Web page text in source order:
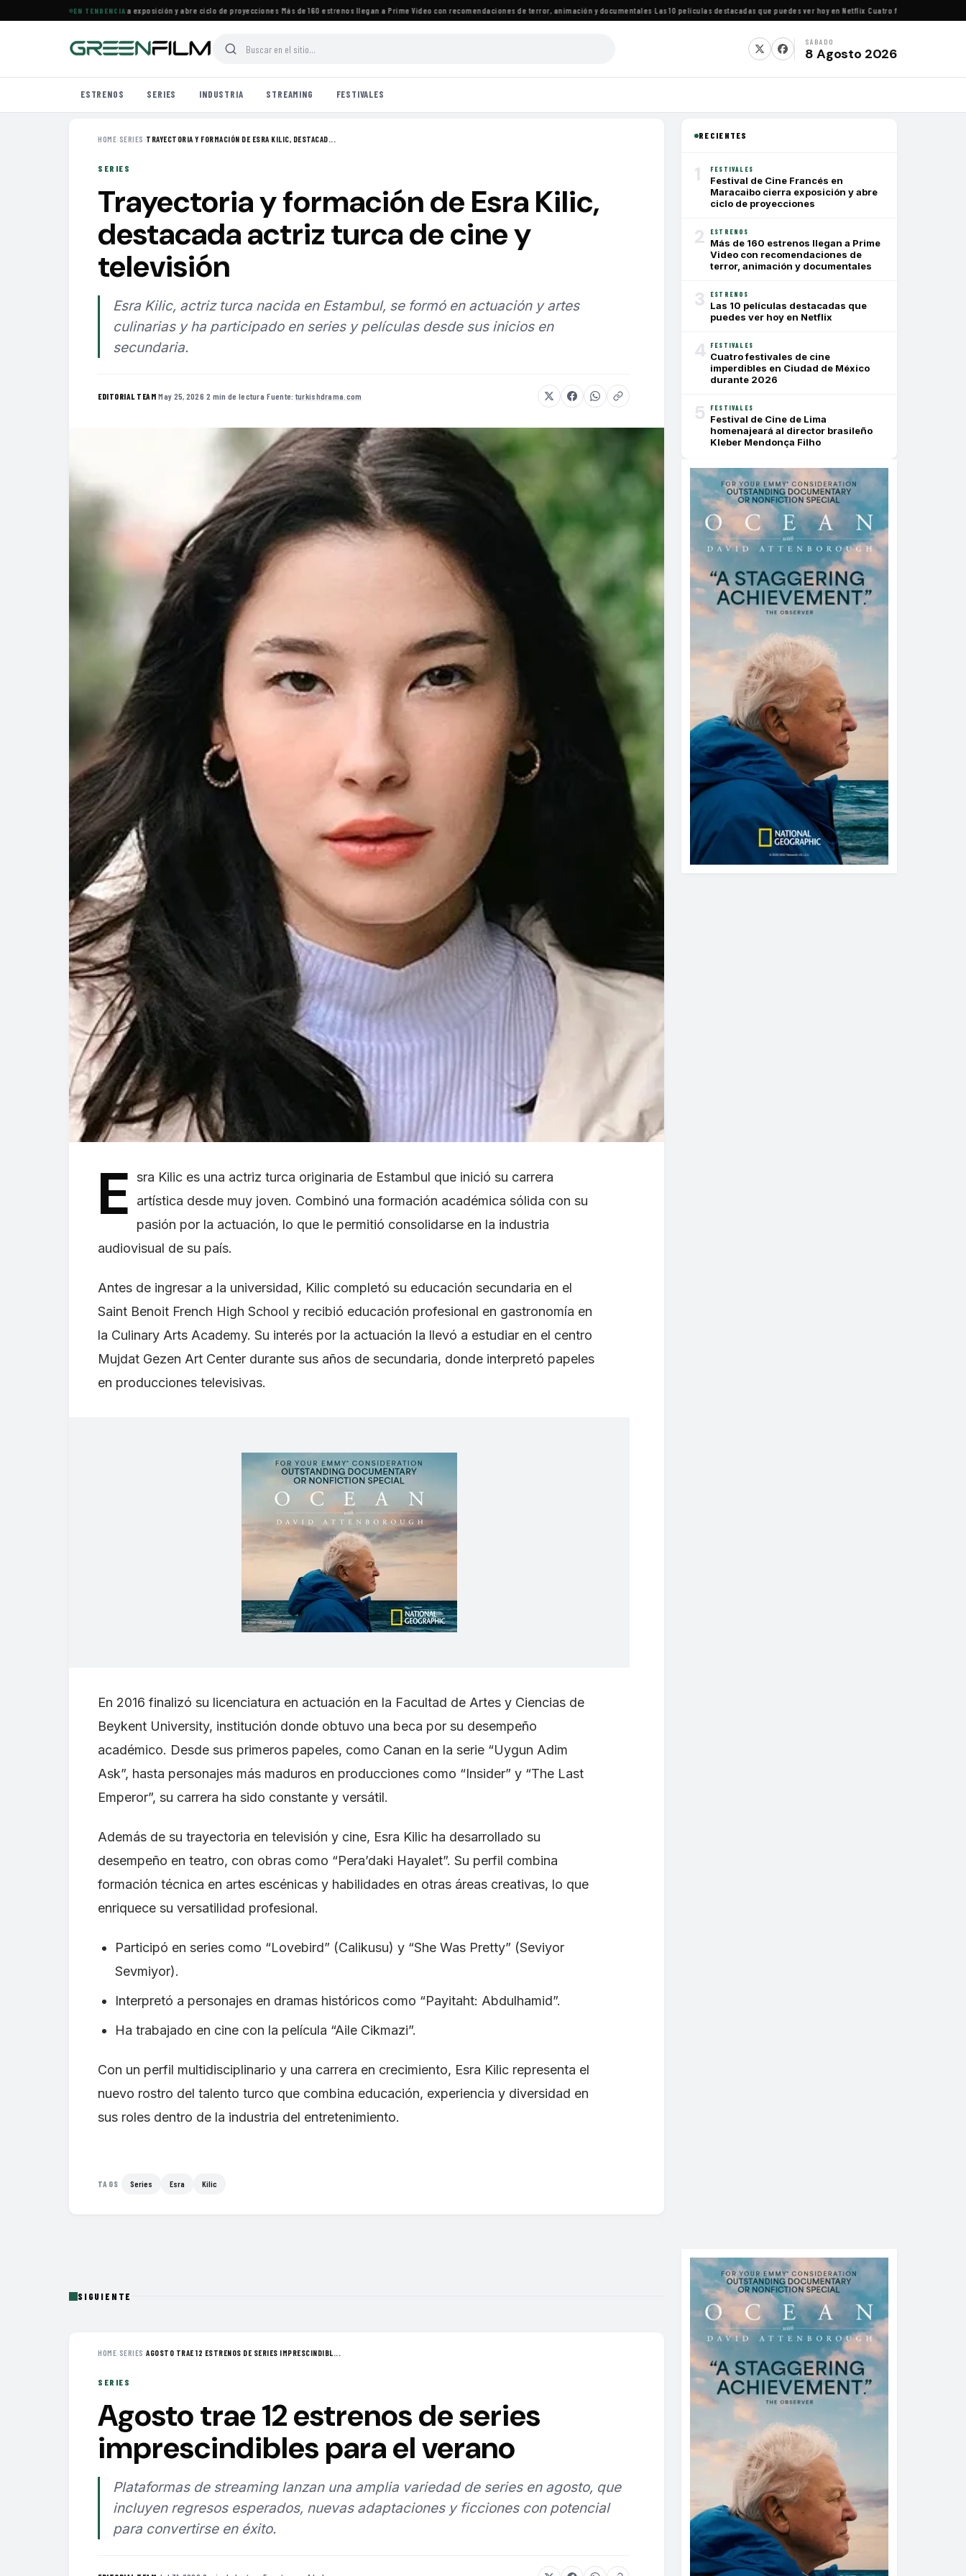
EN TENDENCIA
Francés en Maracaibo cierra exposición y abre ciclo de proyecciones·Más de 160 estrenos llegan a Prime Video con recomendaciones de terror, animación y documentales·Las 10 películas destacadas que puedes ver hoy en Netflix·Cuatro festivales de cine
SÁBADO
8 Agosto 2026
ESTRENOS SERIES INDUSTRIA STREAMING FESTIVALES
HOME› SERIES ›TRAYECTORIA Y FORMACIÓN DE ESRA KILIC, DESTACAD...
SERIES
Trayectoria y formación de Esra Kilic,
destacada actriz turca de cine y
televisión
Esra Kilic, actriz turca nacida en Estambul, se formó en actuación y artes
culinarias y ha participado en series y películas desde sus inicios en
secundaria.
EDITORIAL TEAM·May 25, 2026·2 min de lectura·Fuente: turkishdrama.com
E sra Kilic es una actriz turca originaria de Estambul que inició su carrera
artística desde muy joven. Combinó una formación académica sólida con su
pasión por la actuación, lo que le permitió consolidarse en la industria
audiovisual de su país.
Antes de ingresar a la universidad, Kilic completó su educación secundaria en el
Saint Benoit French High School y recibió educación profesional en gastronomía en
la Culinary Arts Academy. Su interés por la actuación la llevó a estudiar en el centro
Mujdat Gezen Art Center durante sus años de secundaria, donde interpretó papeles
en producciones televisivas.
En 2016 finalizó su licenciatura en actuación en la Facultad de Artes y Ciencias de
Beykent University, institución donde obtuvo una beca por su desempeño
académico. Desde sus primeros papeles, como Canan en la serie “Uygun Adim
Ask”, hasta personajes más maduros en producciones como “Insider” y “The Last
Emperor”, su carrera ha sido constante y versátil.
Además de su trayectoria en televisión y cine, Esra Kilic ha desarrollado su
desempeño en teatro, con obras como “Pera’daki Hayalet”. Su perfil combina
formación técnica en artes escénicas y habilidades en otras áreas creativas, lo que
enriquece su versatilidad profesional.
Participó en series como “Lovebird” (Calikusu) y “She Was Pretty” (Seviyor
Sevmiyor).
Interpretó a personajes en dramas históricos como “Payitaht: Abdulhamid”.
Ha trabajado en cine con la película “Aile Cikmazi”.
Con un perfil multidisciplinario y una carrera en crecimiento, Esra Kilic representa el
nuevo rostro del talento turco que combina educación, experiencia y diversidad en
sus roles dentro de la industria del entretenimiento.
TAGS Series Esra Kilic
RECIENTES
1 FESTIVALES
Festival de Cine Francés en
Maracaibo cierra exposición y abre
ciclo de proyecciones
2 ESTRENOS
Más de 160 estrenos llegan a Prime
Video con recomendaciones de
terror, animación y documentales
3 ESTRENOS
Las 10 películas destacadas que
puedes ver hoy en Netflix
4 FESTIVALES
Cuatro festivales de cine
imperdibles en Ciudad de México
durante 2026
5 FESTIVALES
Festival de Cine de Lima
homenajeará al director brasileño
Kleber Mendonça Filho
SIGUIENTE
HOME› SERIES ›AGOSTO TRAE 12 ESTRENOS DE SERIES IMPRESCINDIBL...
SERIES
Agosto trae 12 estrenos de series
imprescindibles para el verano
Plataformas de streaming lanzan una amplia variedad de series en agosto, que
incluyen regresos esperados, nuevas adaptaciones y ficciones con potencial
para convertirse en éxito.